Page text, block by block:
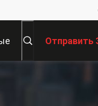
Отправить